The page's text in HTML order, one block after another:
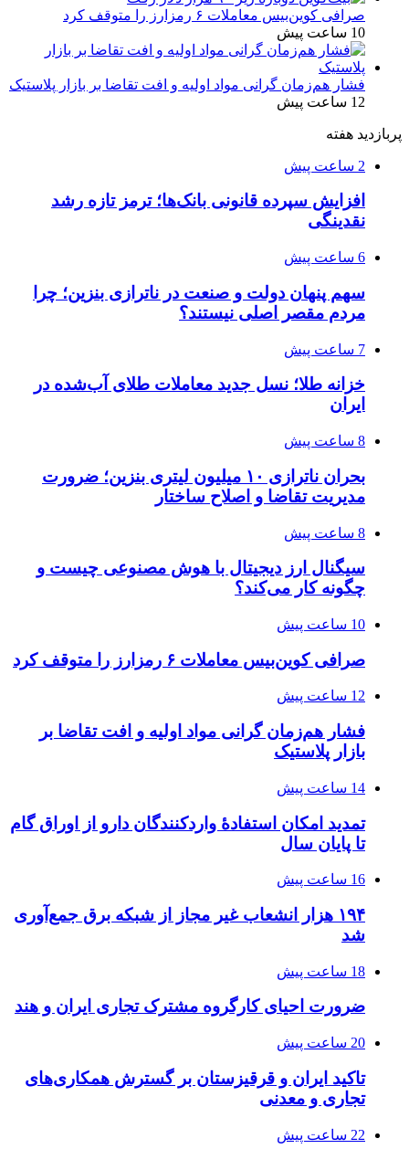
صرافی کوین‌بیس معاملات ۶ رمزارز را متوقف کرد
10 ساعت پیش
فشار هم‌زمان گرانی مواد اولیه و افت تقاضا بر بازار پلاستیک
12 ساعت پیش
پربازدید هفته
2 ساعت پیش
افزایش سپرده قانونی بانک‌ها؛ ترمز تازه رشد
نقدینگی
6 ساعت پیش
سهم پنهان دولت و صنعت در ناترازی بنزین؛ چرا
مردم مقصر اصلی نیستند؟
7 ساعت پیش
خزانه طلا؛ نسل جدید معاملات طلای آب‌شده در
ایران
8 ساعت پیش
بحران ناترازی ۱۰ میلیون لیتری بنزین؛ ضرورت
مدیریت تقاضا و اصلاح ساختار
8 ساعت پیش
سیگنال ارز دیجیتال با هوش مصنوعی چیست و
چگونه کار می‌کند؟
10 ساعت پیش
صرافی کوین‌بیس معاملات ۶ رمزارز را متوقف کرد
12 ساعت پیش
فشار هم‌زمان گرانی مواد اولیه و افت تقاضا بر
بازار پلاستیک
14 ساعت پیش
تمدید امکان استفادۀ واردکنندگان دارو از اوراق گام
تا پایان سال
16 ساعت پیش
۱۹۴ هزار انشعاب غیر مجاز از شبکه برق جمع‌آوری
شد
18 ساعت پیش
ضرورت احیای کارگروه مشترک تجاری ایران و هند
20 ساعت پیش
تاکید ایران و قرقیزستان بر گسترش همکاری‌های
تجاری و معدنی
22 ساعت پیش